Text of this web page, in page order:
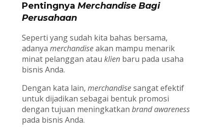
Pentingnya MerchandiseBagi
Perusahaan
Seperti yang sudah kita bahas bersama,
adanya merchandiseakan mampu menarik
minat pelanggan atau klienbaru pada usaha
bisnis Anda.
Dengan kata lain, merchandisesangat efektif
untuk dijadikan sebagai bentuk promosi
dengan tujuan meningkatkan brand awareness
pada bisnis Anda.